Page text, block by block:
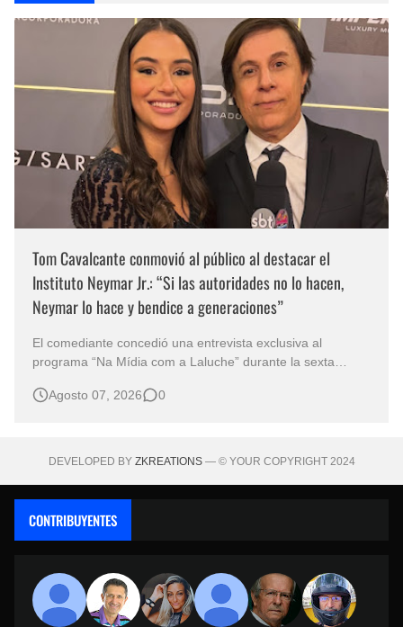
Tom Cavalcante conmovió al público al destacar el
Instituto Neymar Jr.: “Si las autoridades no lo hacen,
Neymar lo hace y bendice a generaciones”
El comediante concedió una entrevista exclusiva al
programa “Na Mídia com a Laluche” durante la sexta
eventos benéficos más importantes de Brasil. En medio del
Agosto 07, 2026 0
DEVELOPED BY ZKREATIONS— © YOUR COPYRIGHT 2024
CONTRIBUYENTES